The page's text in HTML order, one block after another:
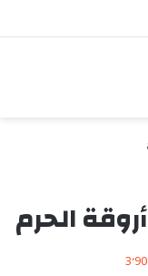
الحرم